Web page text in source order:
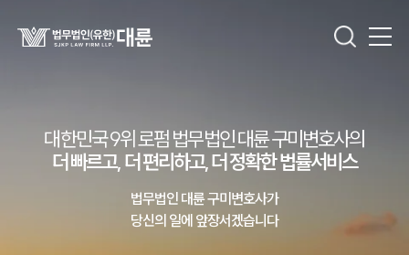
대륜 구미로펌 강점
서울·구미변호사
구미형사전문변호사
대한민국 9위 로펌 법무법인 대륜구미 변호사의
더 빠르고, 더 편리하고, 더 정확한 법률서비스
법무법인 대륜구미 변호사가
당신의 일에 앞장서겠습니다